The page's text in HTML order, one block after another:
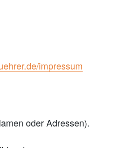
impressum
oder Adressen).